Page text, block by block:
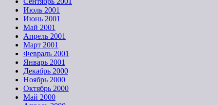
Июль 2001
Июнь 2001
Май 2001
Апрель 2001
Март 2001
Февраль 2001
Январь 2001
Декабрь 2000
Ноябрь 2000
Октябрь 2000
Май 2000